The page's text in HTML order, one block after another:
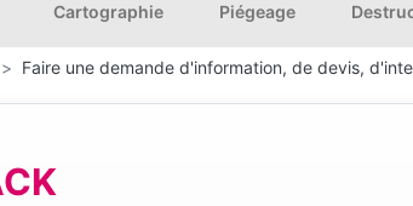
Cartographie Piégeage
Faire une demande d'information, de devis,